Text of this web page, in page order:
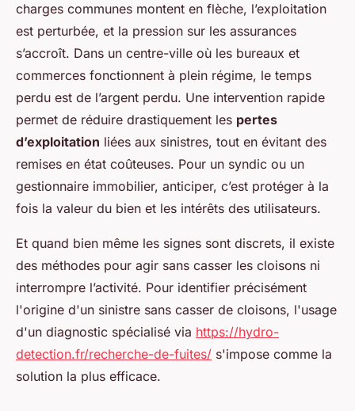
charges communes montent en flèche, l’exploitation
est perturbée, et la pression sur les assurances
s’accroît. Dans un centre-ville où les bureaux et
commerces fonctionnent à plein régime, le temps
perdu est de l’argent perdu. Une intervention rapide
permet de réduire drastiquement les pertes
d’exploitation liées aux sinistres, tout en évitant des
remises en état coûteuses. Pour un syndic ou un
gestionnaire immobilier, anticiper, c’est protéger à la
fois la valeur du bien et les intérêts des utilisateurs.
Et quand bien même les signes sont discrets, il existe
des méthodes pour agir sans casser les cloisons ni
interrompre l’activité. Pour identifier précisément
l'origine d'un sinistre sans casser de cloisons, l'usage
d'un diagnostic spécialisé via https://hydro-
detection.fr/recherche-de-fuites/ s'impose comme la
solution la plus efficace.